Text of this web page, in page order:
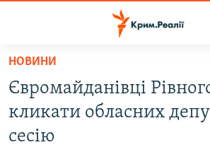
Перейти
основного
матеріалу
Перейти
до
ВОДА.КРИМ
ВІДЕО ТА ФОТО
НОВИНИ
Євромайданівці
кликати обласних
сесію